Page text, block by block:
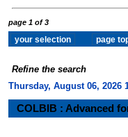
page 1 of 3
Refine the search
Thursday, August 06, 2026
COLBIB : Advanced